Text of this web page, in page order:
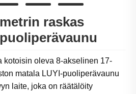
raskas
kotoisin oleva 8-akselinen 17-
matala LUYI-puoliperävaunu
laite, joka on räätälöity